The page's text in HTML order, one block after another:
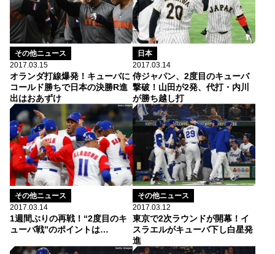
その他ニュース
2017.03.15
オランダ打線爆発！キューバに
コールド勝ちで日本の決勝R進
出はおあずけ
日本
2017.03.14
侍ジャパン、2度目のキューバ
撃破！山田が2発、代打・内川
が勝ち越し打
その他ニュース
2017.03.14
1週間ぶりの再戦！“2度目のキ
ューバ戦”のポイントは…
その他ニュース
2017.03.12
東京で2次ラウンドが開幕！イ
スラエルがキューバ下し白星発
進